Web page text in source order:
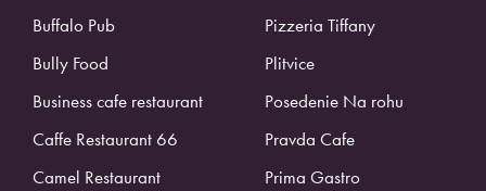
Buffalo Pub
Bully Food
Business cafe restaurant
Caffe Restaurant 66
Camel Restaurant
Pizzeria Tiffany
Plitvice
Posedenie Na rohu
Pravda Cafe
Prima Gastro